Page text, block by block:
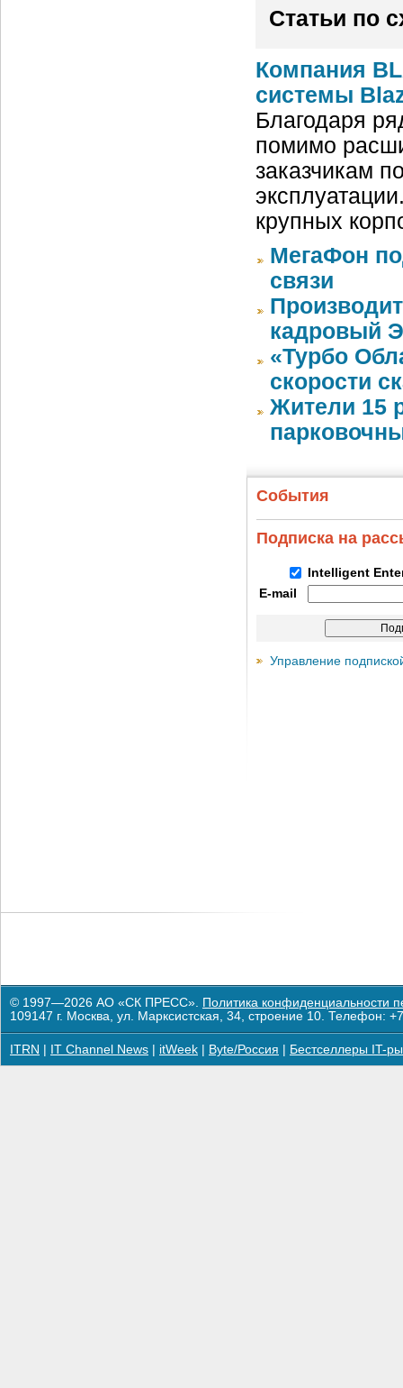
Статьи по
Компания
системы
Благодаря
помимо
заказчикам
крупных
МегаФон
связи
кадровый
«Турбо
скорости
Жители 15
События
Подписка на
Intelligent
E-mail
Управление
© 1997—2026 АО «СК ПРЕСС». Политика конфиденциальности
109147 г. Москва, ул. Марксистская, 34, строение 10. Телефон:
ITRN IT Channel News itWeek Byte/Россия Бестселлеры IT-